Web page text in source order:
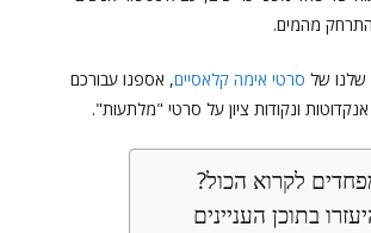
מהמים.
של סרטי אימה קלאסיים, אספנו עבורכם
אנקדוטות ונקודות ציון על סרטי "מלתעות".
לקרוא הכול?
בתוכן העניינים